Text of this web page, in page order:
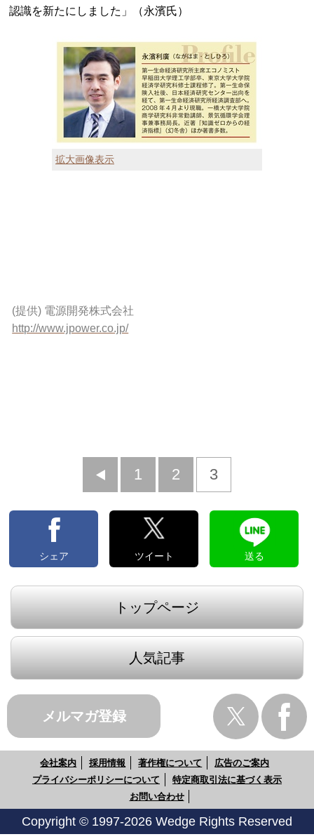
認識を新たにしました」（永濱氏）
拡大画像表示
(提供) 電源開発株式会社
http://www.jpower.co.jp/
前
へ
1 2 3
シェア ツイート 送る
トップページ
人気記事
メルマガ登録
会社案内 採用情報 著作権について
広告のご案内
プライバシーポリシーについて
特定商取引法に基づく表示
お問い合わせ
Copyright © 1997-2026 Wedge Rights Reserved